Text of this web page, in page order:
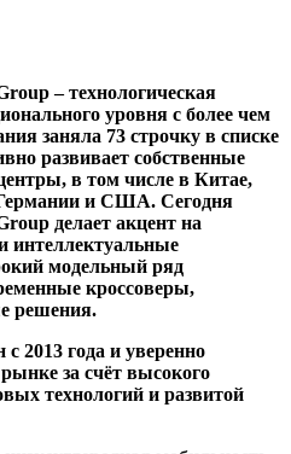
– технологическая
уровня с более чем
заняла 73 строчку в списке
развивает собственные
в том числе в Китае,
и США. Сегодня
делает акцент на
интеллектуальные
модельный ряд
кроссоверы,
решения.
2013 года и уверенно
за счёт высокого
технологий и развитой